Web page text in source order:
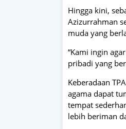
Hingga kini,
Azizurrahman
muda yang
“Kami ingin
pribadi yang
Keberadaan
agama dapat
tempat
lebih beriman